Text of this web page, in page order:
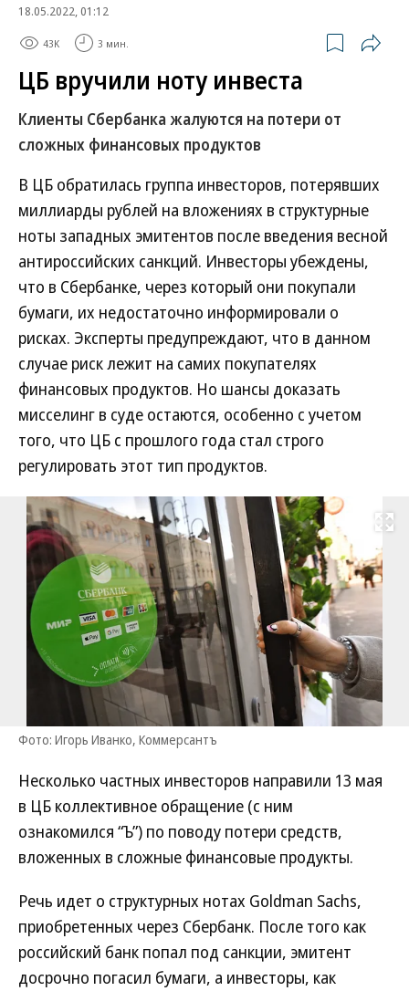
18.05.2022, 01:12
43K 3 мин.
ЦБ вручили ноту инвеста
Клиенты Сбербанка жалуются на потери от
сложных финансовых продуктов
В ЦБ обратилась группа инвесторов, потерявших
миллиарды рублей на вложениях в структурные
ноты западных эмитентов после введения весной
антироссийских санкций. Инвесторы убеждены,
что в Сбербанке, через который они покупали
бумаги, их недостаточно информировали о
рисках. Эксперты предупреждают, что в данном
случае риск лежит на самих покупателях
финансовых продуктов. Но шансы доказать
мисселинг в суде остаются, особенно с учетом
того, что ЦБ с прошлого года стал строго
регулировать этот тип продуктов.
Развернуть
Фото: Игорь Иванко, Коммерсантъ
Несколько частных инвесторов направили 13 мая
в ЦБ коллективное обращение (с ним
ознакомился “Ъ”) по поводу потери средств,
вложенных в сложные финансовые продукты.
Речь идет о структурных нотах Goldman Sachs,
приобретенных через Сбербанк. После того как
российский банк попал под санкции, эмитент
досрочно погасил бумаги, а инвесторы, как